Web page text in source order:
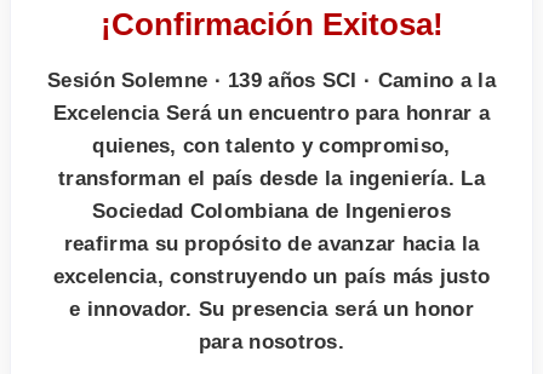
¡Confirmación Exitosa!
Sesión Solemne · 139 años SCI · Camino a la
Excelencia Será un encuentro para honrar a
quienes, con talento y compromiso,
transforman el país desde la ingeniería. La
Sociedad Colombiana de Ingenieros
reafirma su propósito de avanzar hacia la
excelencia, construyendo un país más justo
e innovador. Su presencia será un honor
para nosotros.